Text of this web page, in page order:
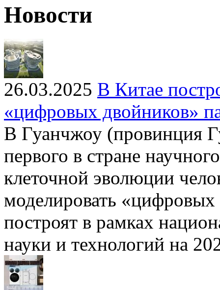
Новости
26.03.2025 В Китае
«цифровых двойников»
В Гуанчжоу (провинция
первого в стране
клеточной эволюции
моделировать
построят в рамках
науки и технологий на